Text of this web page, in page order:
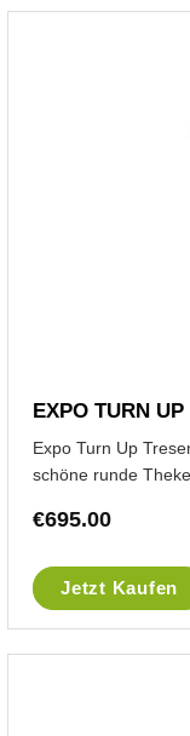
EXPO TURN
Expo Turn Up
schöne runde
€695.00
Jetzt Kaufen